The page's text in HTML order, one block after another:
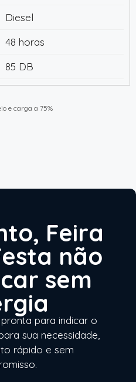
Diesel
48 horas
85 DB
e carga a 75%
Feira
não
sem
para indicar o
sua necessidade,
rápido e sem